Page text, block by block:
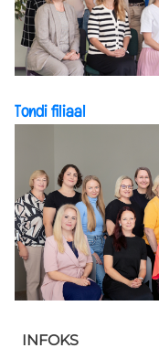
Tondi filiaal
INFOKS